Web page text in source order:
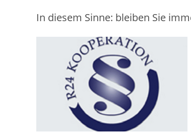
In diesem Sinne: bleiben Sie